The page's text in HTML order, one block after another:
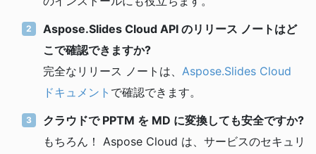
Aspose.Slides Cloud API のリリース ノートはど
こで確認できますか?
完全なリリース ノートは、 Aspose.Slides Cloud
ドキュメント で確認できます。
クラウドで PPTM を MD に変換しても安全ですか?
もちろん！ Aspose Cloud は、サービスのセキュリ